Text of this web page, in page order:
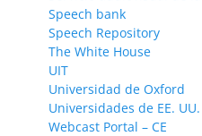
Speech bank
Speech Repository
The White House
UIT
Universidad de Oxford
Universidades de EE. UU.
Webcast Portal – CE